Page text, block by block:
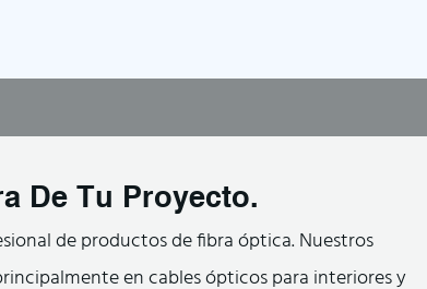
De Tu Proyecto.
de productos de fibra óptica. Nuestros
en cables ópticos para interiores y